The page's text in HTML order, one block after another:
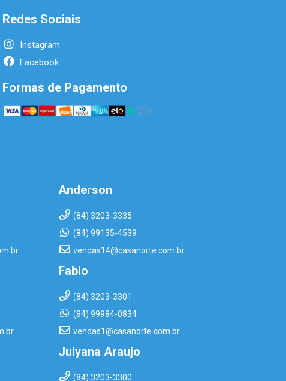
Redes Sociais
Instagram
Facebook
Formas de Pagamento
Anderson
(84) 3203-3335
(84) 99135-4539
vendas14@casanorte.com.br
Fabio
(84) 3203-3301
(84) 99984-0834
vendas1@casanorte.com.br
Julyana Araujo
(84) 3203-3300